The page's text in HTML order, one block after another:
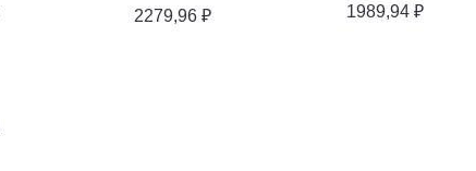
2279,96 ₽ 1989,94 ₽